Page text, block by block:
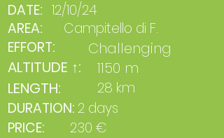
DATE: 12/10/24
AREA:
Campitello di F.
EFFORT:
Challenging
ALTITUDE ↑:
1150 m
LENGTH:
28 km
DURATION:2 days
230 €
PRICE: